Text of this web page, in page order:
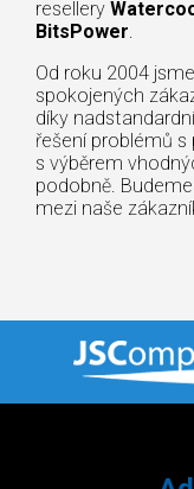
resellery
BitsPower.
Od roku 2004
spokojených
díky
řešení problémů
s výběrem
podobně.
mezi naše